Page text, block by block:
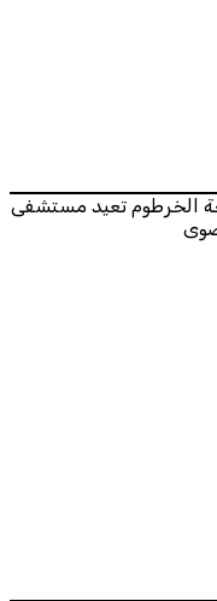
الخرطوم تعيد مستشفى